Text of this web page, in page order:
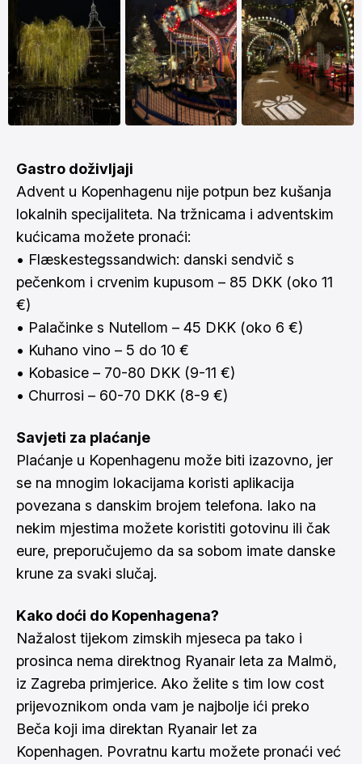
Gastro doživljaji
Advent u Kopenhagenu nije potpun bez kušanja
lokalnih specijaliteta. Na tržnicama i adventskim
kućicama možete pronaći:
• Flæskestegssandwich: danski sendvič s
pečenkom i crvenim kupusom – 85 DKK (oko 11
€)
• Palačinke s Nutellom – 45 DKK (oko 6 €)
• Kuhano vino – 5 do 10 €
• Kobasice – 70-80 DKK (9-11 €)
• Churrosi – 60-70 DKK (8-9 €)
Savjeti za plaćanje
Plaćanje u Kopenhagenu može biti izazovno, jer
se na mnogim lokacijama koristi aplikacija
povezana s danskim brojem telefona. Iako na
nekim mjestima možete koristiti gotovinu ili čak
eure, preporučujemo da sa sobom imate danske
krune za svaki slučaj.
Kako doći do Kopenhagena?
Nažalost tijekom zimskih mjeseca pa tako i
prosinca nema direktnog Ryanair leta za Malmö,
iz Zagreba primjerice. Ako želite s tim low cost
prijevoznikom onda vam je najbolje ići preko
Beča koji ima direktan Ryanair let za
Kopenhagen. Povratnu kartu možete pronaći već